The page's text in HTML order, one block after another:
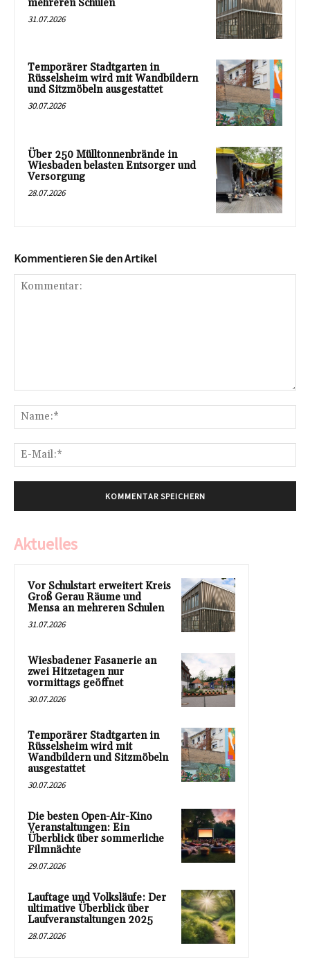
mehreren Schulen
31.07.2026
Temporärer Stadtgarten in
Rüsselsheim wird mit Wandbildern
und Sitzmöbeln ausgestattet
30.07.2026
Über 250 Mülltonnenbrände in
Wiesbaden belasten Entsorger und
Versorgung
28.07.2026
Kommentieren Sie den Artikel
Aktuelles
Vor Schulstart erweitert Kreis
Groß Gerau Räume und
Mensa an mehreren Schulen
31.07.2026
Wiesbadener Fasanerie an
zwei Hitzetagen nur
vormittags geöffnet
30.07.2026
Temporärer Stadtgarten in
Rüsselsheim wird mit
Wandbildern und Sitzmöbeln
ausgestattet
30.07.2026
Die besten Open-Air-Kino
Veranstaltungen: Ein
Überblick über sommerliche
Filmnächte
29.07.2026
Lauftage und Volksläufe: Der
ultimative Überblick über
Laufveranstaltungen 2025
28.07.2026